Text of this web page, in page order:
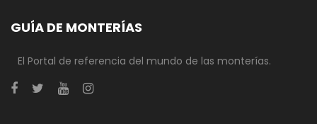
GUÍA DE MONTERÍAS
El Portal de referencia del mundo de las monterías.